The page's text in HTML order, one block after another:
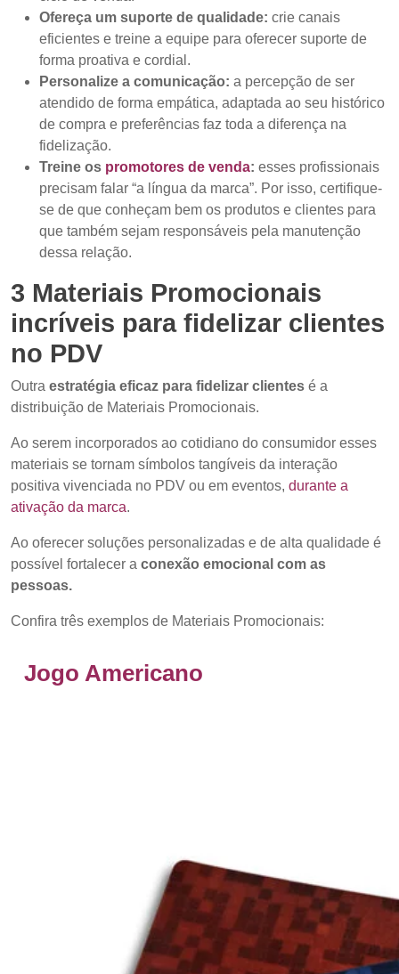
Ofereça um suporte de qualidade: crie canais
eficientes e treine a equipe para oferecer suporte de
forma proativa e cordial.
Personalize a comunicação: a percepção de ser
atendido de forma empática, adaptada ao seu histórico
de compra e preferências faz toda a diferença na
fidelização.
Treine os promotores de venda: esses profissionais
precisam falar “a língua da marca”. Por isso, certifique-
se de que conheçam bem os produtos e clientes para
que também sejam responsáveis pela manutenção
dessa relação.
3 Materiais Promocionais
incríveis para fidelizar clientes
no PDV
Outra estratégia eficaz para fidelizar clientes é a
distribuição de Materiais Promocionais.
Ao serem incorporados ao cotidiano do consumidor esses
materiais se tornam símbolos tangíveis da interação
positiva vivenciada no PDV ou em eventos, durante a
ativação da marca.
Ao oferecer soluções personalizadas e de alta qualidade é
possível fortalecer a conexão emocional com as
pessoas.
Confira três exemplos de Materiais Promocionais:
Jogo Americano